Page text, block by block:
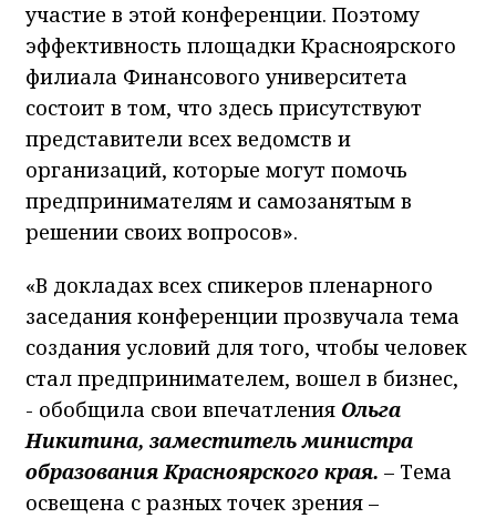
участие в этой конференции. Поэтому
эффективность площадки Красноярского
филиала Финансового университета
состоит в том, что здесь присутствуют
представители всех ведомств и
организаций, которые могут помочь
предпринимателям и самозанятым в
решении своих вопросов».
«В докладах всех спикеров пленарного
заседания конференции прозвучала тема
создания условий для того, чтобы человек
стал предпринимателем, вошел в бизнес,
- обобщила свои впечатления Ольга
Никитина, заместитель министра
образования Красноярского края. – Тема
освещена с разных точек зрения –